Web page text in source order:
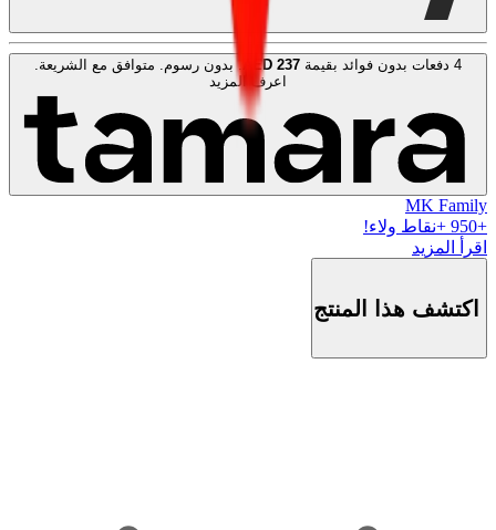
4 دفعات بدون فوائد بقيمة AED 237
. بدون رسوم. متوافق مع الشريعة.
اعرف المزيد
MK Family
+
950 +نقاط ولاء!
اقرأ المزيد
اكتشف هذا المنتج